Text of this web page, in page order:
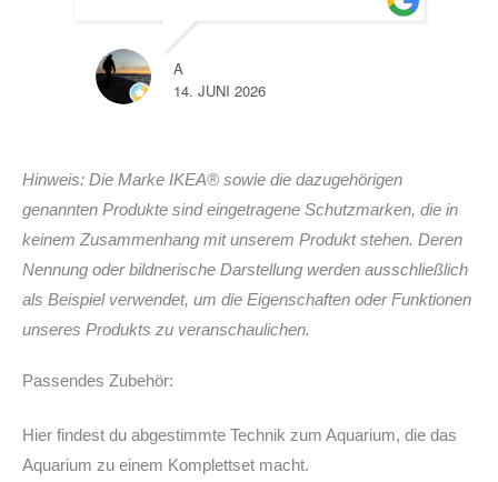
A
14. JUNI 2026
Hinweis: Die Marke IKEA® sowie die dazugehörigen
genannten Produkte sind eingetragene Schutzmarken, die in
keinem Zusammenhang mit unserem Produkt stehen. Deren
Nennung oder bildnerische Darstellung werden ausschließlich
als Beispiel verwendet, um die Eigenschaften oder Funktionen
unseres Produkts zu veranschaulichen.
Passendes Zubehör:
Hier findest du abgestimmte Technik zum Aquarium, die das
Aquarium zu einem Komplettset macht.